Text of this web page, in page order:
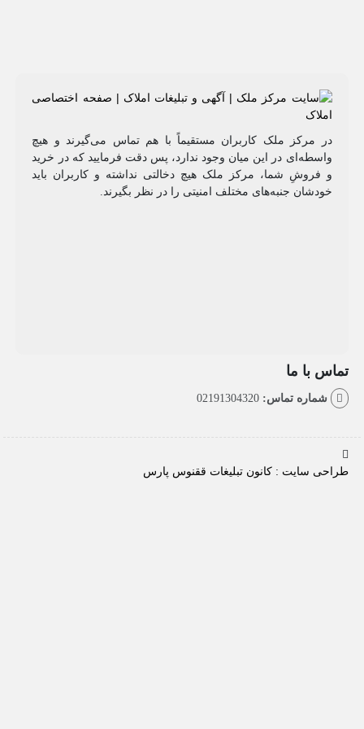
مرکز ملک کاربران مستقیماً با هم تماس می‌گیرند و هیچ
در این میان وجود ندارد، پس دقت فرمایید که در خرید
شما، مرکز ملک هیچ دخالتی نداشته و کاربران باید
جنبه‌های مختلف امنیتی را در نظر بگیرند.
ما
تماس: 02191304320
سایت : کانون تبلیغات ققنوس پارس